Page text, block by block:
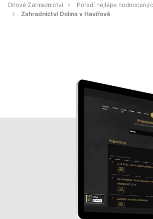
Orlové Zahradnictví
Pořadí nejlépe
Zahradnictví Dolina v Havířově